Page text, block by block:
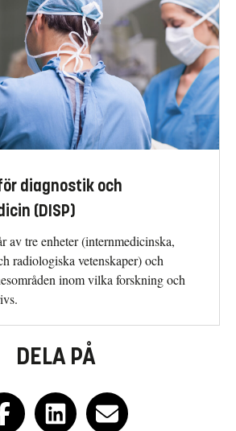
diagnostik och
(DISP)
av tre enheter (internmedicinska,
radiologiska vetenskaper) och
inom vilka forskning och
DELA PÅ